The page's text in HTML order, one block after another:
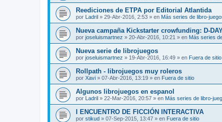
Reediciones de ETPA por Editorial Atlantida
por Ladril » 29-Abr-2016, 2:53 » en Más series de libro-
Nueva campaña Kickstarter crowfunding: D-
por joseluismartnez » 20-Abr-2016, 10:21 » en Más series
Nueva serie de librojuegos
por joseluismartnez » 19-Abr-2016, 16:49 » en Fuera de sitio
Rollpath - librojuegos muy roleros
por Xavi » 07-Abr-2016, 13:19 » en Fuera de sitio
Algunos librojuegos en espanol
por Ladril » 22-Mar-2016, 20:57 » en Más series de libro-
I ENCUENTRO DE FICCIÓN INTERACTIVA
por stikud » 07-Sep-2015, 13:47 » en Fuera de sitio